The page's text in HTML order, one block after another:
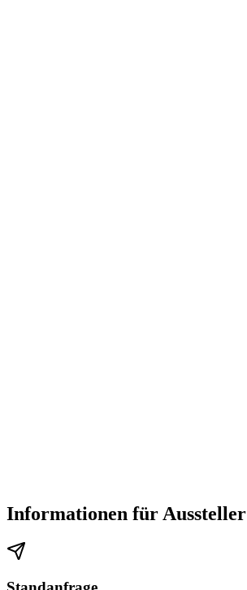
Informationen für Aussteller